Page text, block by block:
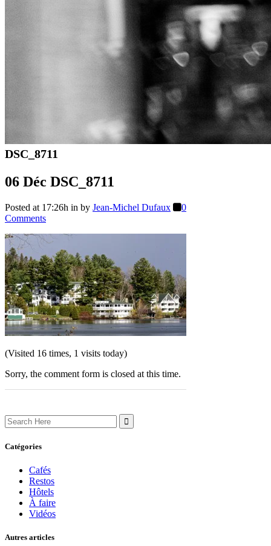
DSC_8711
06 Déc DSC_8711
Posted at 17:26h in by Jean-Michel Dufaux
0
Comments
(Visited 16 times, 1 visits today)
Sorry, the comment form is closed at this time.
Search
for:
Catégories
Cafés
Restos
Hôtels
À faire
Vidéos
Autres articles